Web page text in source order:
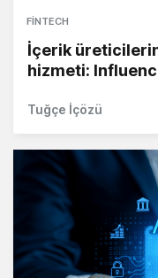
FINTECH
İçerik
hizmeti:
Tuğçe İçözü